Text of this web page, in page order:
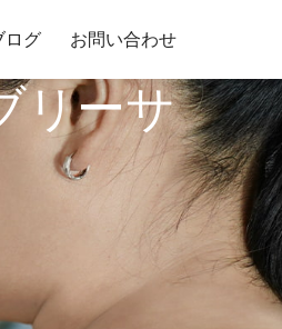
ログ お問い合わせ
リーサ